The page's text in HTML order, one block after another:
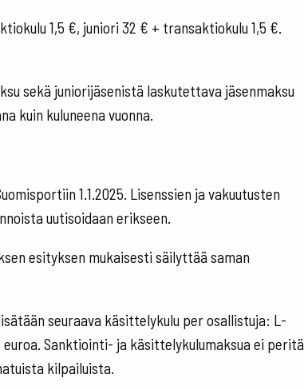
1,5 €, juniori 32 € + transaktiokulu 1,5 €.
sekä juniorijäsenistä laskutettava jäsenmaksu
kuin kuluneena vuonna.
1.1.2025. Lisenssien ja vakuutusten
uutisoidaan erikseen.
esityksen mukaisesti säilyttää saman
seuraava käsittelykulu per osallistuja: L-
Sanktiointi- ja käsittelykulumaksua ei peritä
kilpailuista.